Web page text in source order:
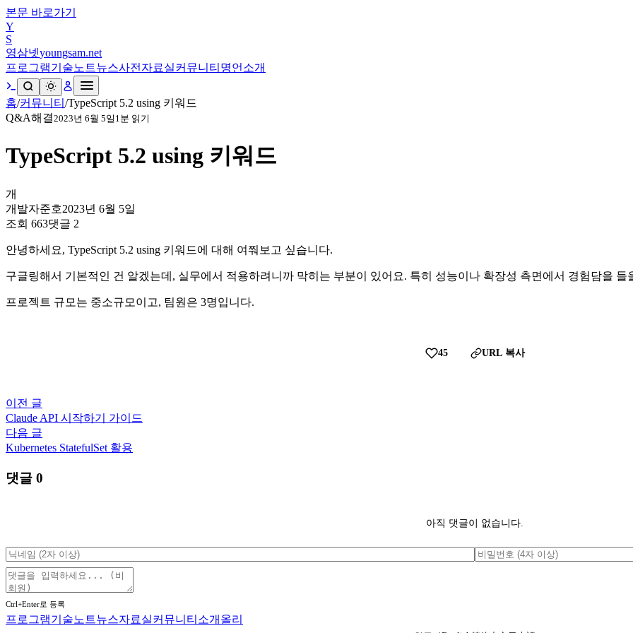
본문 바로가기
Y
S
영삼넷youngsam.net
프로그램기술노트뉴스사전 자료실커뮤니티 명언 소개
홈/커뮤니티 /TypeScript 5.2 using 키워드
Q&A해결2023년 6월 5일 1분 읽기
TypeScript 5.2 using 키워드
개
개발자준호2023년 6월 5일
조회 663댓글 2
안녕하세요, TypeScript 5.2 using 키워드에 대해 여쭤보고 싶습니다.
구글링해서 기본적인 건 알겠는데, 실무에서 적용하려니까 막히는 부분이 있어요. 특히 성능이나 확장성 측면에서 경험담을 들
프로젝트 규모는 중소규모이고, 팀원은 3명입니다.
45 URL 복사
이전 글
Claude API 시작하기 가이드
다음 글
Kubernetes StatefulSet 활용
댓글 0
아직 댓글이 없습니다.
Ctrl+Enter로 등록
프로그램기술노트뉴스자료실커뮤니티 소개 올리